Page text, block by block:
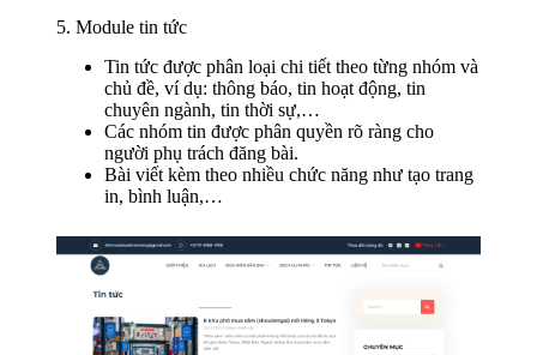
5. Module tin tức
Tin tức được phân loại chi tiết theo từng nhóm và
chủ đề, ví dụ: thông báo, tin hoạt động, tin
chuyên ngành, tin thời sự,…
Các nhóm tin được phân quyền rõ ràng cho
người phụ trách đăng bài.
Bài viết kèm theo nhiều chức năng như tạo trang
in, bình luận,…